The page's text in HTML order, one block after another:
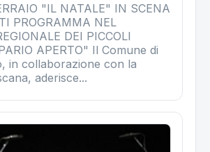
"IL NATALE" IN SCENA
PROGRAMMA NEL
DEI PICCOLI
APERTO" Il Comune di
in collaborazione con la
aderisce...